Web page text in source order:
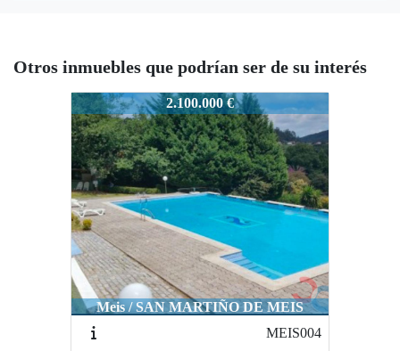
Otros inmuebles que podrían ser de su interés
POIO0062L 2.100.000 €
Meis / SAN MARTIÑO DE MEIS
MEIS004